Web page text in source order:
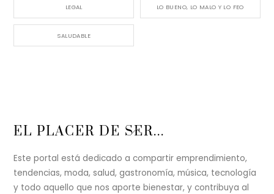
LEGAL LO BUENO, LO MALO Y LO FEO
SALUDABLE
Back
Top
EL PLACER DE SER...
Este portal está dedicado a compartir emprendimiento,
tendencias, moda, salud, gastronomía, música, tecnología
y todo aquello que nos aporte bienestar, y contribuya al